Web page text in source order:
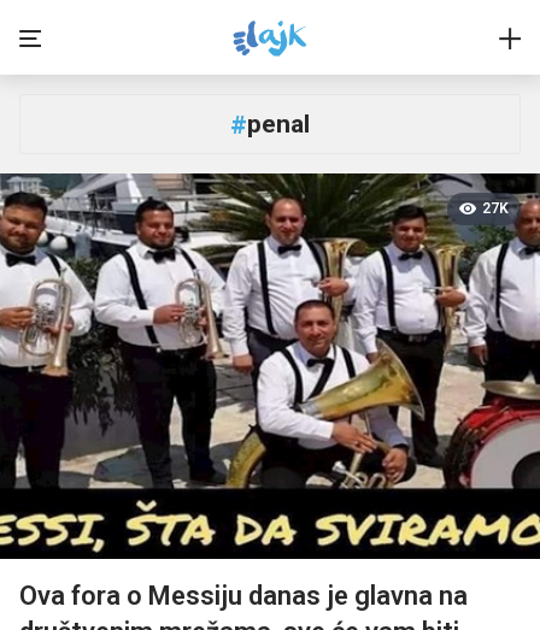
#penal
27K
Ova fora o Messiju danas je glavna na